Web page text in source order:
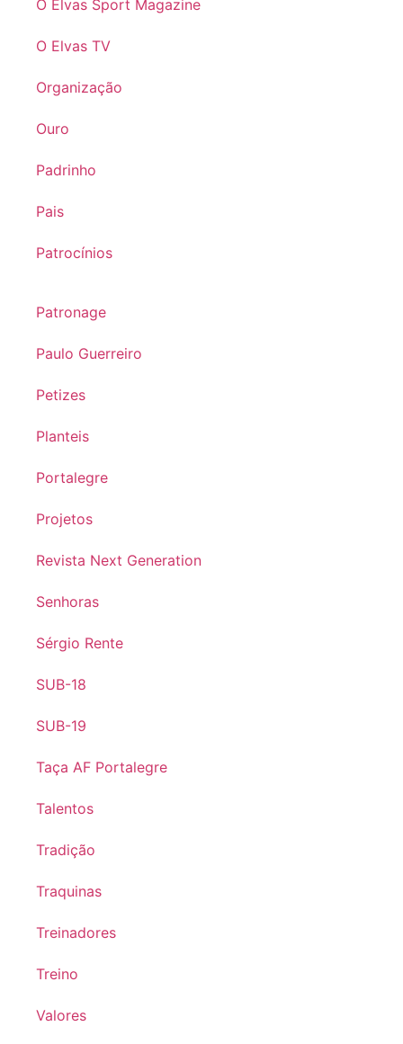
O Elvas Sport Magazine
O Elvas TV
Organização
Ouro
Padrinho
Pais
Patrocínios
Patronage
Paulo Guerreiro
Petizes
Planteis
Portalegre
Projetos
Revista Next Generation
Senhoras
Sérgio Rente
SUB-18
SUB-19
Taça AF Portalegre
Talentos
Tradição
Traquinas
Treinadores
Treino
Valores